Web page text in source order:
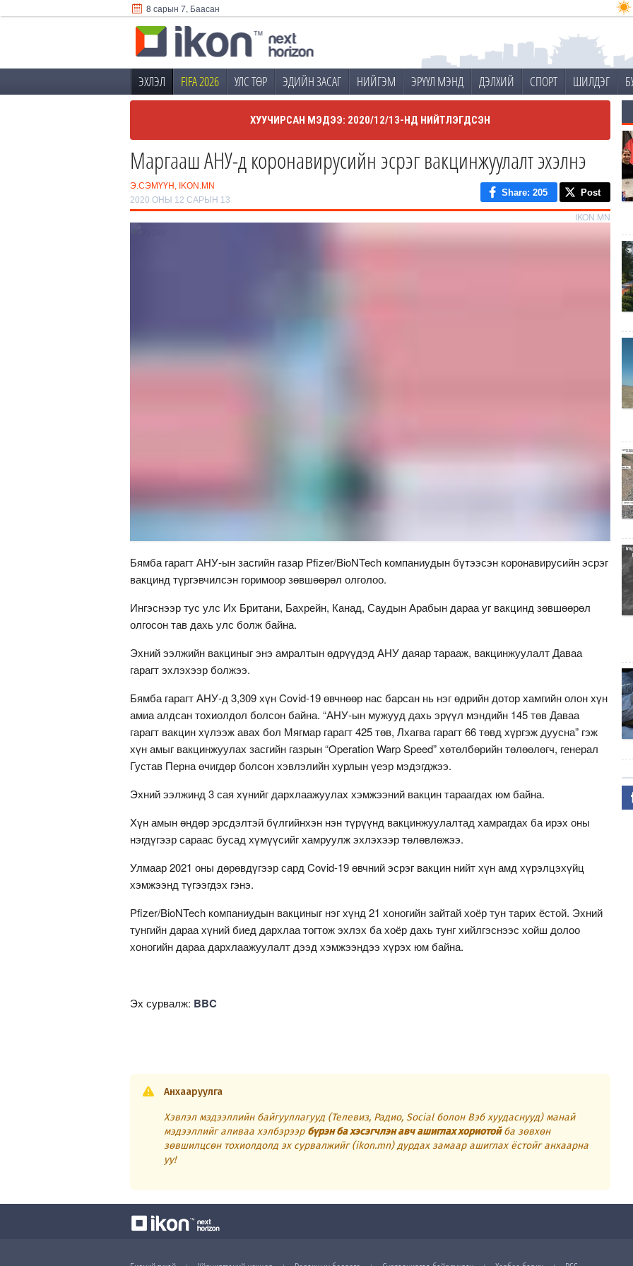
8 сарын 7, Баасан
ЭХЛЭЛ FIFA 2026 УЛС ТӨР ЭДИЙН ЗАСАГ НИЙГЭМ ЭРҮҮЛ МЭНД ДЭЛХИЙ СПОРТ ШИЛДЭГ
ХУУЧИРСАН МЭДЭЭ: 2020/12/13-НД НИЙТЛЭГДСЭН
Маргааш АНУ-д коронавирусийн эсрэг вакцинжуулалт эхэлнэ
Э.СЭМҮҮН, IKON.MN
2020 ОНЫ 12 САРЫН 13
Share: 205 Post
IKON.MN
Бямба гарагт АНУ-ын засгийн газар Pfizer/BioNTech компаниудын бүтээсэн коронавирусийн эсрэг
вакцинд түргэвчилсэн горимоор зөвшөөрөл олголоо.
Ингэснээр тус улс Их Британи, Бахрейн, Канад, Саудын Арабын дараа уг вакцинд зөвшөөрөл
олгосон тав дахь улс болж байна.
Эхний ээлжийн вакциныг энэ амралтын өдрүүдэд АНУ даяар тарааж, вакцинжуулалт Даваа
гарагт эхлэхээр болжээ.
Бямба гарагт АНУ-д 3,309 хүн Covid-19 өвчнөөр нас барсан нь нэг өдрийн дотор хамгийн олон хүн
амиа алдсан тохиолдол болсон байна. “АНУ-ын мужууд дахь эрүүл мэндийн 145 төв Даваа
гарагт вакцин хүлээж авах бол Мягмар гарагт 425 төв, Лхагва гарагт 66 төвд хүргэж дуусна” гэж
хүн амыг вакцинжуулах засгийн газрын “Operation Warp Speed” хөтөлбөрийн төлөөлөгч, генерал
Густав Перна өчигдөр болсон хэвлэлийн хурлын үеэр мэдэгджээ.
Эхний ээлжинд 3 сая хүнийг дархлаажуулах хэмжээний вакцин тараагдах юм байна.
Хүн амын өндөр эрсдэлтэй бүлгийнхэн нэн түрүүнд вакцинжуулалтад хамрагдах ба ирэх оны
нэгдүгээр сараас бусад хүмүүсийг хамруулж эхлэхээр төлөвлөжээ.
Улмаар 2021 оны дөрөвдүгээр сард Covid-19 өвчний эсрэг вакцин нийт хүн амд хүрэлцэхүйц
хэмжээнд түгээгдэх гэнэ.
Pfizer/BioNTech компаниудын вакциныг нэг хүнд 21 хоногийн зайтай хоёр тун тарих ёстой. Эхний
тунгийн дараа хүний биед дархлаа тогтож эхлэх ба хоёр дахь тунг хийлгэснээс хойш долоо
хоногийн дараа дархлаажуулалт дээд хэмжээндээ хүрэх юм байна.
Эх сурвалж: BBC
Анхааруулга
Хэвлэл мэдээллийн байгууллагууд (Телевиз, Радио, Social болон Вэб хуудаснууд) манай
мэдээллийг аливаа хэлбэрээр бүрэн ба хэсэгчлэн авч ашиглах хориотойба зөвхөн
зөвшилцсөн тохиолдолд эх сурвалжийг (ikon.mn) дурдах замаар ашиглах ёстойг анхаарна
уу!